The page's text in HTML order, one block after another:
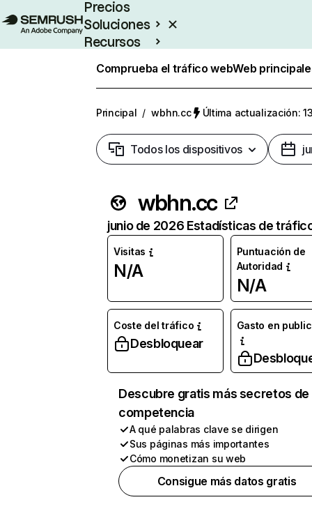
Precios
Soluciones
Recursos
Comprueba el tráfico webWeb
Principal / wbhn.cc Última actualización:
Todos los dispositivos
wbhn.cc
junio de 2026 Estadísticas de
Visitas
N/A
Puntuación de
Autoridad
N/A
Coste del tráfico
Desbloquear
Gasto en
Descubre gratis más secretos de
competencia
A qué palabras clave se dirigen
Sus páginas más importantes
Cómo monetizan su web
Consigue más datos gratis